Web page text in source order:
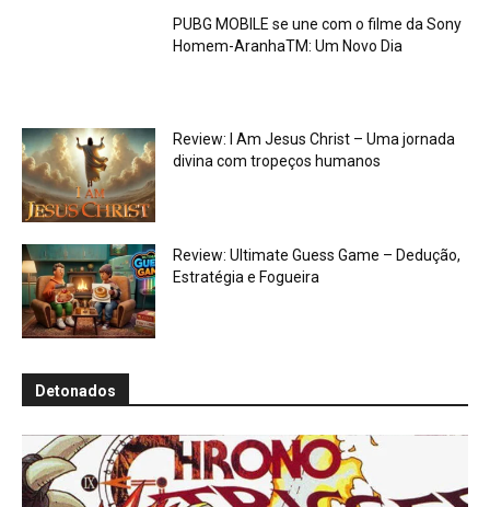
PUBG MOBILE se une com o filme da Sony
Homem-AranhaTM: Um Novo Dia
Review: I Am Jesus Christ – Uma jornada
divina com tropeços humanos
Review: Ultimate Guess Game – Dedução,
Estratégia e Fogueira
Detonados